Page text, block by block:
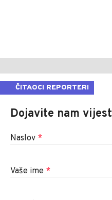
ČITAOCI REPORTERI
Dojavite nam vijest
Naslov *
Vaše ime *